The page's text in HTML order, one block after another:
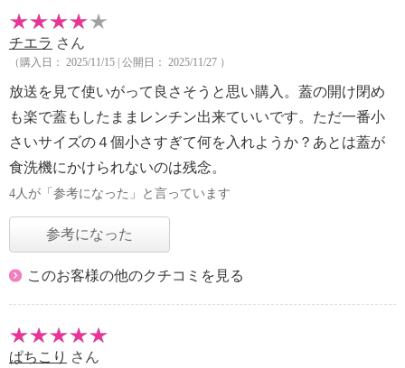
チエラ さん
（購入日： 2025/11/15 | 公開日： 2025/11/27 ）
放送を見て使いがって良さそうと思い購入。蓋の開け閉め
も楽で蓋もしたままレンチン出来ていいです。ただ一番小
さいサイズの４個小さすぎて何を入れようか？あとは蓋が
食洗機にかけられないのは残念。
4人が「参考になった」と言っています
参考になった
このお客様の他のクチコミを見る
ぱちこり さん